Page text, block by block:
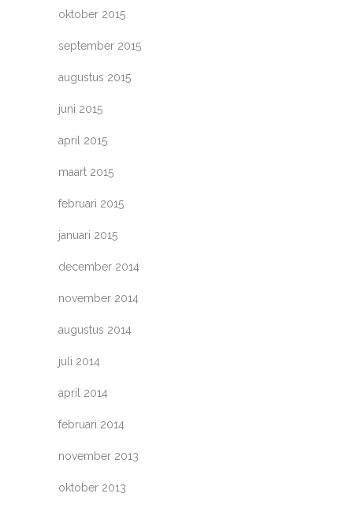
oktober 2015
september 2015
augustus 2015
juni 2015
april 2015
maart 2015
februari 2015
januari 2015
december 2014
november 2014
augustus 2014
juli 2014
april 2014
februari 2014
november 2013
oktober 2013